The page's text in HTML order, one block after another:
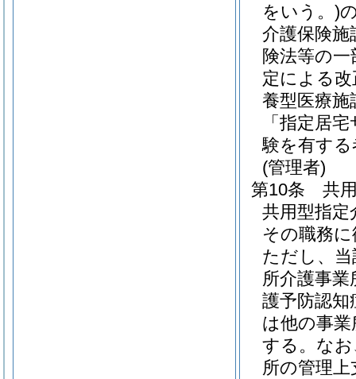
をいう。)
介護保険
険法等の
定による
養型医療施
「指定居
験を有す
(管理者)
第10条
共
共用型指定
その職務
ただし、
所介護事
護予防認知
は他の事
する。 な
所の管理